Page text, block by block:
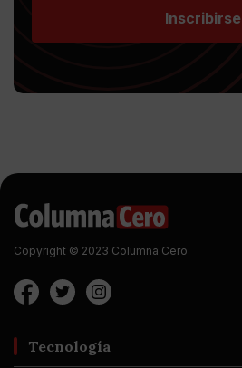
Inscribirse
Copyright © 2023 Columna Cero
Tecnología